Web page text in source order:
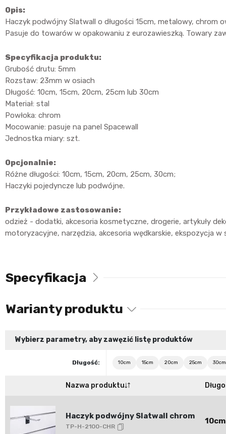
Opis:
Haczyk podwójny Slatwall o długości 15cm, metalowy, chrom
Pasuje do towarów w opakowaniu z eurozawieszką. Towary
Specyfikacja produktu:
Grubość drutu: 5mm
Rozstaw: 23mm w osiach
Długość: 10cm, 15cm, 20cm, 25cm lub 30cm
Materiał: stal
Powłoka: chrom
Mocowanie: pasuje na panel Spacewall
Jednostka miary: szt.
Opcjonalnie:
Różne długości: 10cm, 15cm, 20cm, 25cm, 30cm;
Haczyki pojedyncze lub podwójne.
Przykładowe zastosowanie:
odzież - dodatki, akcesoria kosmetyczne, drogerie, artykuły
motoryzacyjne, narzędzia, akcesoria wędkarskie, ekspozycja
Specyfikacja
Warianty produktu
Wybierz parametry, aby zawęzić listę produktów
Długość: 10cm 15cm 20cm 25cm 30cm
Nazwa produktu
Haczyk podwójny Slatwall chrom
TP-H-2100-CHR
10cm